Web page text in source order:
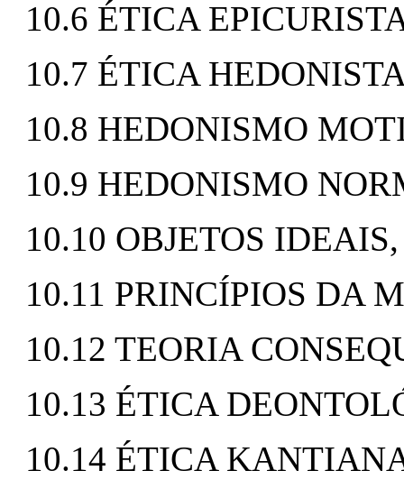
10.6 ÉTICA
10.7 ÉTICA
10.8 HEDONISMO
10.9 HEDONISMO
10.10 OBJETOS
10.11 PRINCÍPIOS DA
10.12 TEORIA
10.13 ÉTICA
10.14 ÉTICA